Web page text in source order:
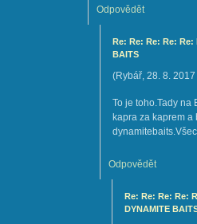
Odpovědět
Re: Re: Re: Re:
BAITS
(Rybář, 28. 8. 2017
To je toho.Tady na
kapra za kaprem
Odpovědět
Re: Re: Re: Re:
DYNAMITE